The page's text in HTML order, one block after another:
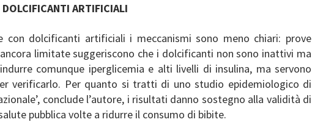
ARTIFICIALI
con dolcificanti artificiali i meccanismi sono meno chiari: prove
limitate suggeriscono che i dolcificanti non sono inattivi ma
comunque iperglicemia e alti livelli di insulina, ma servono
verificarlo. Per quanto si tratti di uno studio epidemiologico di
conclude l’autore, i risultati danno sostegno alla validità di
pubblica volte a ridurre il consumo di bibite.